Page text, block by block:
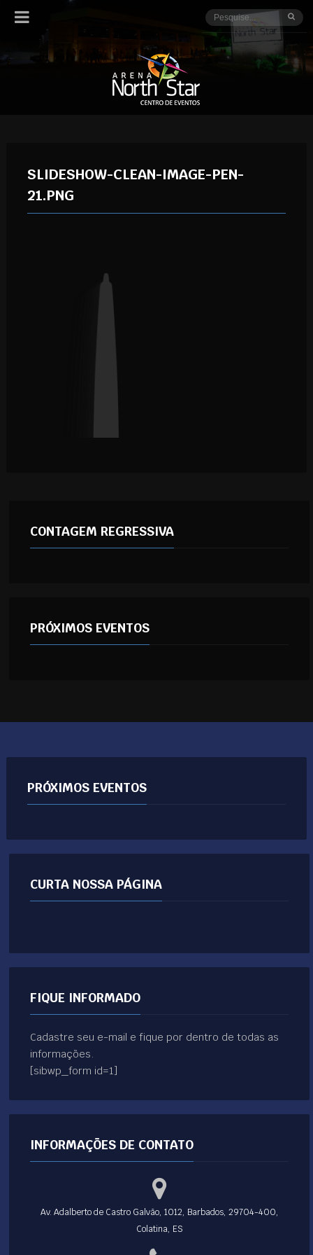
SLIDESHOW-CLEAN-IMAGE-PEN-
21.PNG
CONTAGEM REGRESSIVA
PRÓXIMOS EVENTOS
PRÓXIMOS EVENTOS
CURTA NOSSA PÁGINA
FIQUE INFORMADO
Cadastre seu e-mail e fique por dentro de todas as
informações.
[sibwp_form id=1]
INFORMAÇÕES DE CONTATO
Av. Adalberto de Castro Galvão, 1012, Barbados, 29704-400,
Colatina, ES